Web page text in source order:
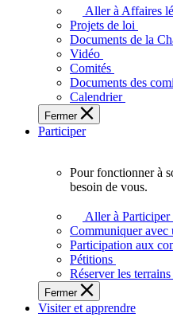
adopte
touchent
des
Ontariennes
et
Aller à Affaires
Projets de loi
Documents de la
Vidéo
Comités
Documents des
Calendrier
Fermer
Participer
plein
potentiel,
l'Assemblée
a
besoin
de
Pour fonctionner à
besoin de vous.
Aller à Participer
Communiquer avec
Participation aux
Pétitions
Réserver les terrains
Fermer
Visiter et apprendre